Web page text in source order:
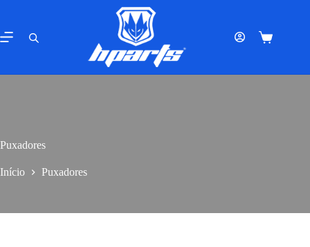
o
conteúdo
Carrinho
Puxadores
Início Puxadores